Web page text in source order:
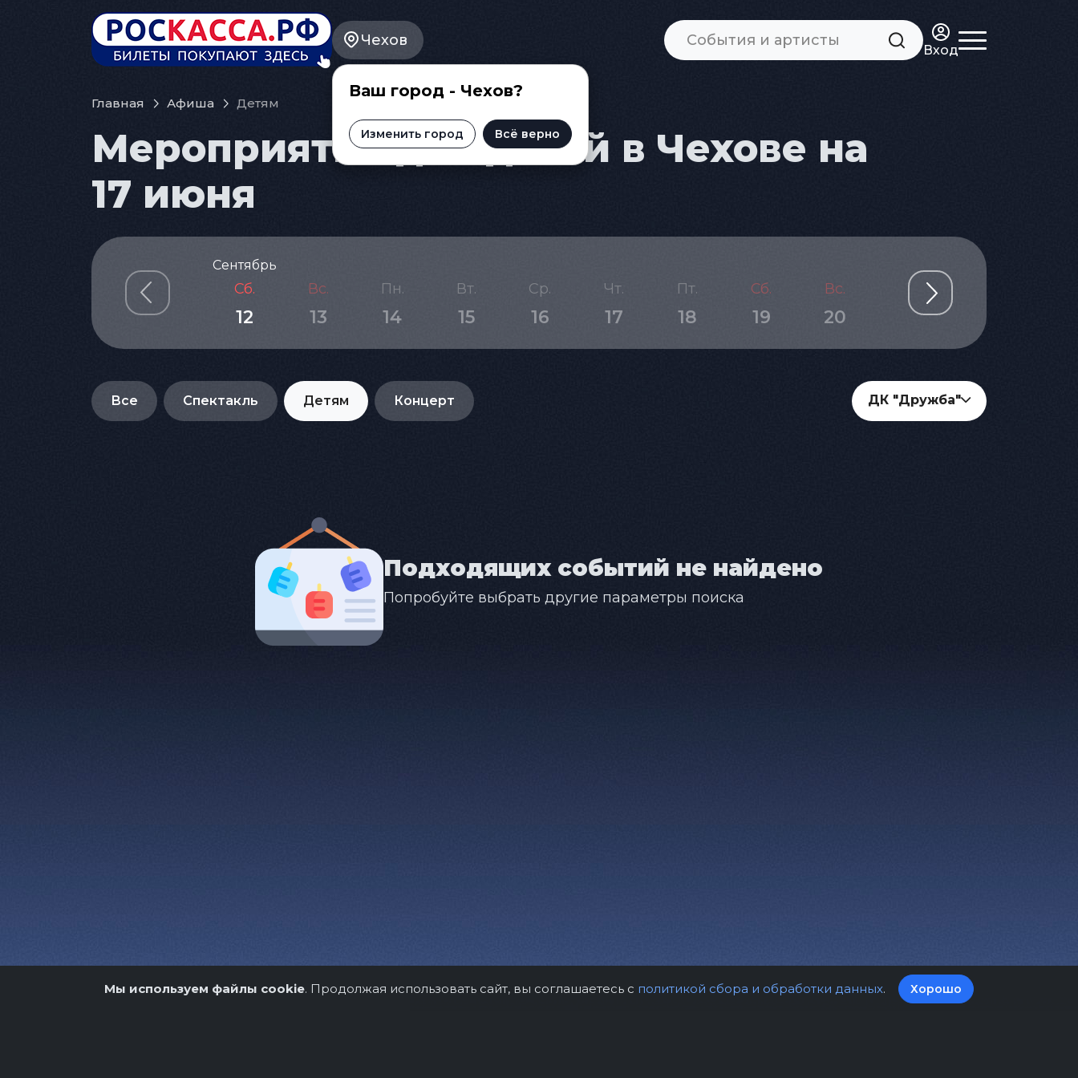
Чехов
Ваш город - Чехов?
Изменить город Всё верно
Вход
Главная Афиша Детям
Мероприятия для детей в Чехове на
17 июня
Сентябрь
Сб.
12
Вс.
13
Пн.
14
Вт.
15
Ср.
16
Чт.
17
Пт.
18
Сб.
19
Вс.
20
Пн.
21 22
Все Спектакль Детям Концерт ДК "Дружба"
Подходящих событий не найдено
Попробуйте выбрать другие параметры поиска
Мы используем файлы cookie. Продолжая использовать сайт, вы соглашаетесь с политикой сбора и обработки данных. Хорошо